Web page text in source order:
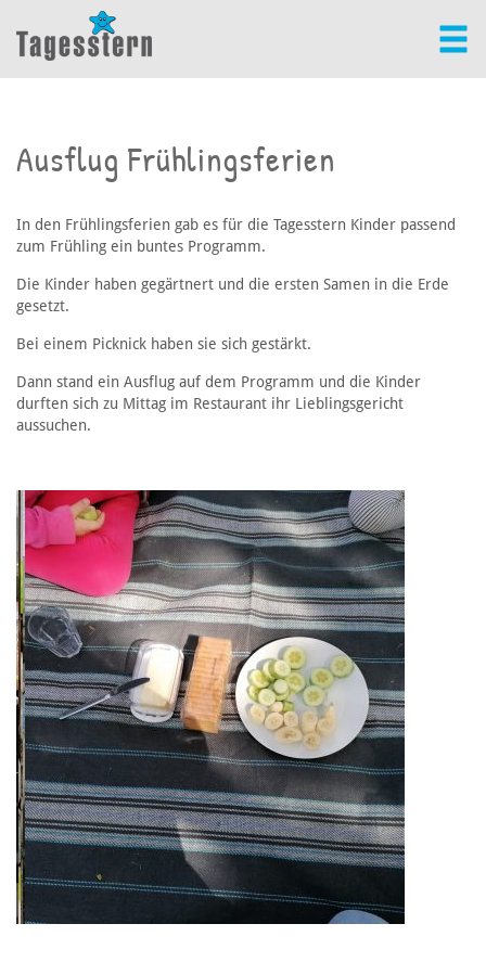
Ausflug Frühlingsferien
In den Frühlingsferien gab es für die Tagesstern Kinder passend
zum Frühling ein buntes Programm.
Die Kinder haben gegärtnert und die ersten Samen in die Erde
gesetzt.
Bei einem Picknick haben sie sich gestärkt.
Dann stand ein Ausflug auf dem Programm und die Kinder
durften sich zu Mittag im Restaurant ihr Lieblingsgericht
aussuchen.